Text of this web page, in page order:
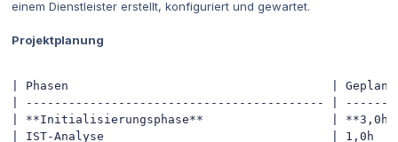
einem Dienstleister erstellt, konfiguriert und gewartet.
Projektplanung
| Phasen                                     |
| ------------------------------------------ |
| **Initialisierungsphase**                  |
| IST-Analyse                                | 1,0h